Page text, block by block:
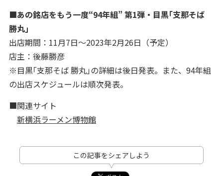
■あの銘店をもう一度“94年組” 第1弾・目黒｢支那そば
勝丸｣
出店期間：11月7日～2023年2月26日（予定）
店主：後藤勝彦
※目黒｢支那そば 勝丸｣の詳細は後日発表。また、94年組
の出店スケジュールは順次発表。
■関連サイト
新横浜ラーメン博物館
この記事をシェアしよう